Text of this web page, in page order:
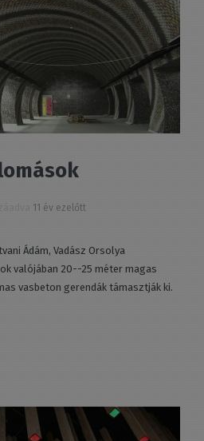
11 év ezelőtt
Ádám, Vadász Orsolya
valójában 20--25 méter magas
vasbeton gerendák támasztják ki.